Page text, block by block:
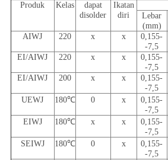
Produk Kelas
dapat
disolder
Ikatan
diri
Lebar
(mm)
AIWJ
220 x x
0,155-
-7,5
EI/AIWJ 220 x x
0,155-
-7,5
EI/AIWJ 200 x x
0,155-
-7,5
UEWJ 180℃ 0 x
0,155-
-7,5
EIWJ 180℃ x x
0,155-
-7,5
SEIWJ 180℃ 0 x
0,155-
-7,5